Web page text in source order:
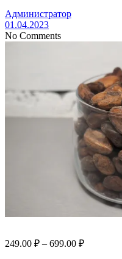
Администратор
01.04.2023
No Comments
249.00 ₽ – 699.00 ₽